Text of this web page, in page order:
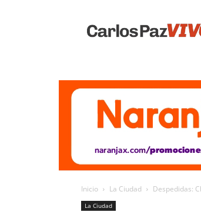
Vivo
Inicio La Ciudad Despedidas:
La Ciudad